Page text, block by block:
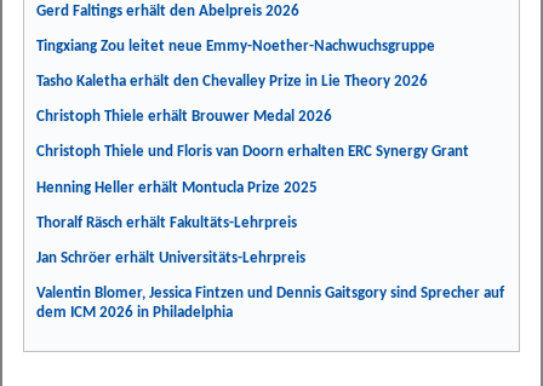
Gerd Faltings erhält den Abelpreis 2026
Tingxiang Zou leitet neue Emmy-Noether-Nachwuchsgruppe
Tasho Kaletha erhält den Chevalley Prize in Lie Theory 2026
Christoph Thiele erhält Brouwer Medal 2026
Christoph Thiele und Floris van Doorn erhalten ERC Synergy Grant
Henning Heller erhält Montucla Prize 2025
Thoralf Räsch erhält Fakultäts-Lehrpreis
Jan Schröer erhält Universitäts-Lehrpreis
Valentin Blomer, Jessica Fintzen und Dennis Gaitsgory sind Sprecher auf
dem ICM 2026 in Philadelphia